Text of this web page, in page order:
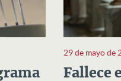
29 de mayo de
Fallece